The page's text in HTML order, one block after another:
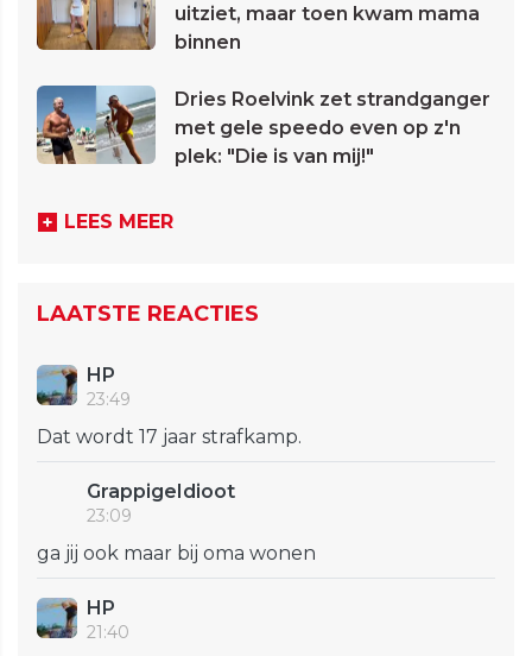
uitziet, maar toen kwam mama
binnen
Dries Roelvink zet strandganger
met gele speedo even op z'n
plek: "Die is van mij!"
LEES MEER
LAATSTE REACTIES
HP
23:49
Dat wordt 17 jaar strafkamp.
GrappigeIdioot
23:09
ga jij ook maar bij oma wonen
HP
21:40